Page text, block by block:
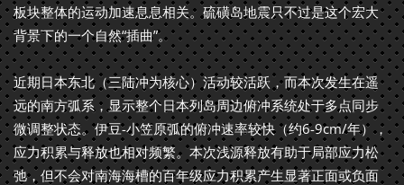
板块整体的运动加速息息相关。硫磺岛地震只不过是这个宏大
背景下的一个自然“插曲”。
近期日本东北（三陆冲为核心）活动较活跃，而本次发生在遥
远的南方弧系，显示整个日本列岛周边俯冲系统处于多点同步
微调整状态。伊豆-小笠原弧的俯冲速率较快（约6-9cm/年），
应力积累与释放也相对频繁。本次浅源释放有助于局部应力松
弛，但不会对南海海槽的百年级应力积累产生显著正面或负面